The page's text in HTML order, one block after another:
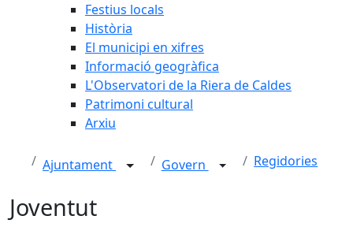
Festius locals
Història
El municipi en xifres
Informació geogràfica
L'Observatori de la Riera de Caldes
Patrimoni cultural
Arxiu
Ajuntament Govern Regidories
Joventut